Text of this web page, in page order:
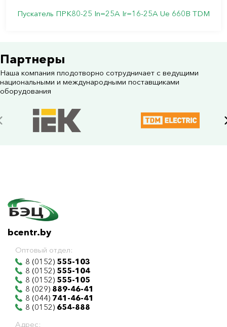
Пускатель ПРК80-25 In=25A Ir=16-25A Ue 660В TDM
Партнеры
Наша компания плодотворно сотрудничает с ведущими
национальными и международными поставщиками
оборудования
bcentr.by
Оптовый отдел:
8 (0152) 555-103
8 (0152) 555-104
8 (0152) 555-105
8 (029) 889-46-41
8 (044) 741-46-41
8 (0152) 654-888
Адрес: